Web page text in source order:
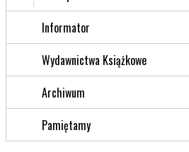
Informator
Wydawnictwa Książkowe
Archiwum
Pamiętamy